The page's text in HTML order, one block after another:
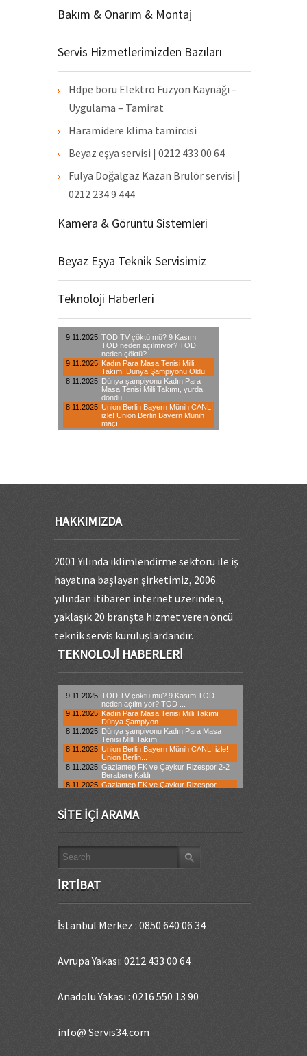
Bakım & Onarım & Montaj
Servis Hizmetlerimizden Bazıları
Hdpe boru Elektro Füzyon Kaynağı –
Uygulama – Tamirat
Haramidere klima tamircisi
Beyaz eşya servisi | 0212 433 00 64
Fulya Doğalgaz Kazan Brulör servisi |
0212 234 9 444
Kamera & Görüntü Sistemleri
Beyaz Eşya Teknik Servisimiz
Teknoloji Haberleri
HAKKIMIZDA
2001 Yılında iklimlendirme sektörü ile iş
hayatına başlayan şirketimiz, 2006
yılından itibaren internet üzerinden,
yaklaşık 20 branşta hizmet veren öncü
teknik servis kuruluşlardandır.
TEKNOLOJI HABERLERI
SITE İÇI ARAMA
İRTIBAT
İstanbul Merkez : 0850 640 06 34
Avrupa Yakası: 0212 433 00 64
Anadolu Yakası : 0216 550 13 90
info@ Servis34.com